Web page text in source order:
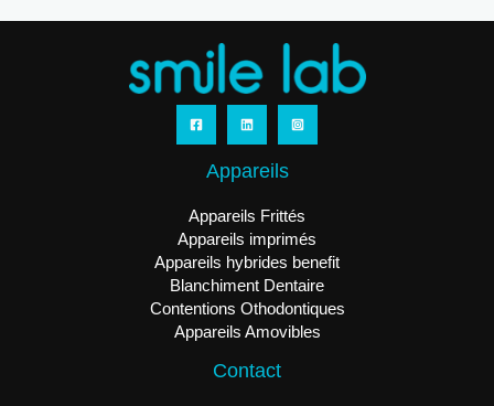
Appareils
Appareils Frittés
Appareils imprimés
Appareils hybrides benefit
Blanchiment Dentaire
Contentions Othodontiques
Appareils Amovibles
Contact